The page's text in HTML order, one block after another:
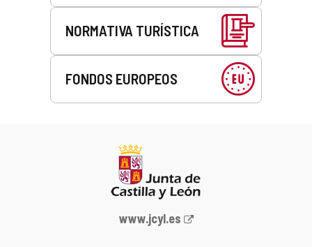
NORMATIVA TURÍSTICA
FONDOS EUROPEOS
Portal
www.jcyl.es